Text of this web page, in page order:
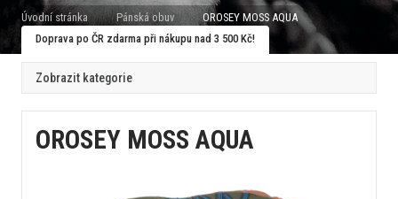
Úvodní stránka Pánská obuv
OROSEY MOSS AQUA
Doprava po ČR zdarma při nákupu nad 3 500 Kč!
OROSEY MOSS AQUA
Zobrazit kategorie